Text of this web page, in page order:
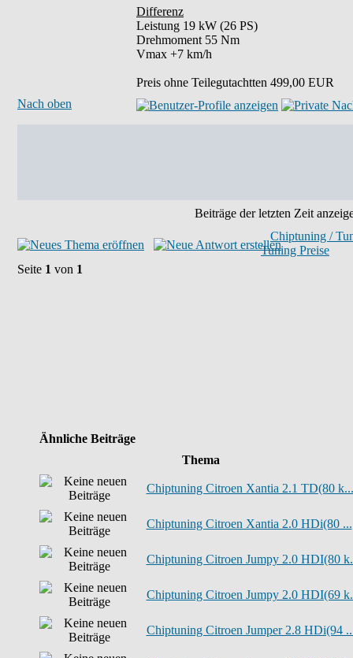
Differenz
Leistung 19 kW (26 PS)
Drehmoment 55 Nm
Vmax +7 km/h
Preis ohne Teilegutachtten 499,00 EUR
Nach oben
Beiträge der letzten Zeit
Chiptuning /
Tuning Preise
Seite 1 von 1
Ähnliche Beiträge
Thema
Chiptuning Citroen Xantia 2.1 TD(80 k...
Chiptuning Citroen Xantia 2.0 HDi(80 ...
Chiptuning Citroen Jumpy 2.0 HDI(80
Chiptuning Citroen Jumpy 2.0 HDI(69
Chiptuning Citroen Jumper 2.8 HDi(94